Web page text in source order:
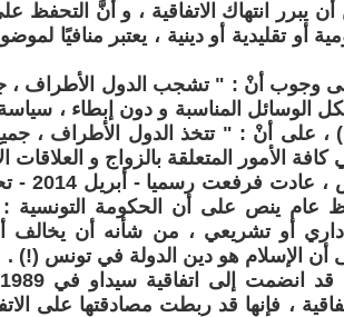
أو تقليدية أو دينية ، يعتبر منافيًا
(2) ، على وجوب أنْ : " تشجب الدول
الوسائل المناسبة و دون إبطاء ،
" . و تنص المادة (16) ، على أنْ : " تتخذ الدول
كافة الأمور المتعلقة بالزواج و
و
عام ينص على أن الحكومة التونسية
إداري أو تشريعي ، من شأنه أن يخالف
أن الإسلام هو دين الدولة في تونس (!) .